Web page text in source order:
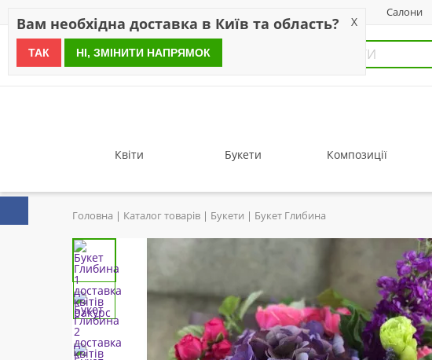
Салони
since 1999
Квіти Букети Композиції
Головна Каталог товарів Букети Букет Глибина
Вам необхідна доставка в Київ та область? X
ТАК НІ, ЗМІНИТИ НАПРЯМОК